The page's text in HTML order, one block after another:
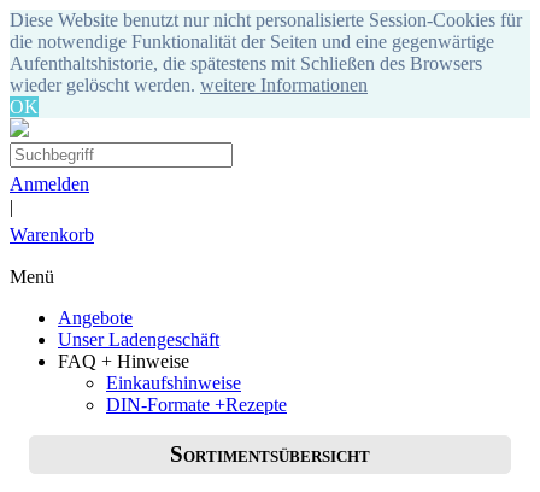
Diese Website benutzt nur nicht personalisierte Session-Cookies für
die notwendige Funktionalität der Seiten und eine gegenwärtige
Aufenthaltshistorie, die spätestens mit Schließen des Browsers
wieder gelöscht werden. weitere Informationen
OK
Anmelden
|
Warenkorb
Menü
Angebote
Unser Ladengeschäft
FAQ + Hinweise
Einkaufshinweise
DIN-Formate +Rezepte
Sortimentsübersicht